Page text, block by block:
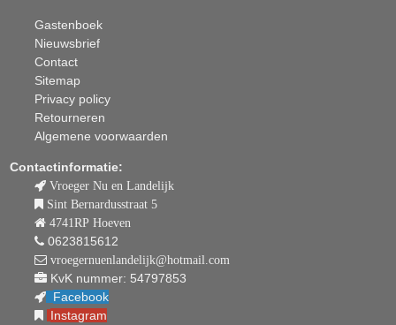
Gastenboek
Nieuwsbrief
Contact
Sitemap
Privacy policy
Retourneren
Algemene voorwaarden
Contactinformatie:
Vroeger Nu en Landelijk
Sint Bernardusstraat 5
4741RP Hoeven
0623815612
vroegernuenlandelijk@hotmail.com
KvK nummer: 54797853
Facebook
Instagram